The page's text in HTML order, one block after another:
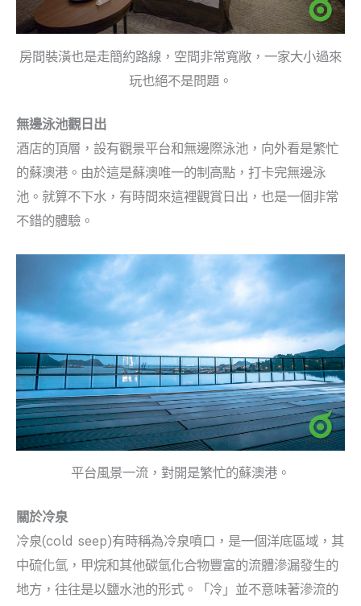
房間裝潢也是走簡約路線，空間非常寬敞，一家大小過來
玩也絕不是問題。
無邊泳池觀日出
酒店的頂層，設有觀景平台和無邊際泳池，向外看是繁忙
的蘇澳港。由於這是蘇澳唯一的制高點，打卡完無邊泳
池。就算不下水，有時間來這裡觀賞日出，也是一個非常
不錯的體驗。
平台風景一流，對開是繁忙的蘇澳港。
關於冷泉
冷泉(cold seep)有時稱為冷泉噴口，是一個洋底區域，其
中硫化氫，甲烷和其他碳氫化合物豐富的流體滲漏發生的
地方，往往是以鹽水池的形式。「冷」並不意味著滲流的